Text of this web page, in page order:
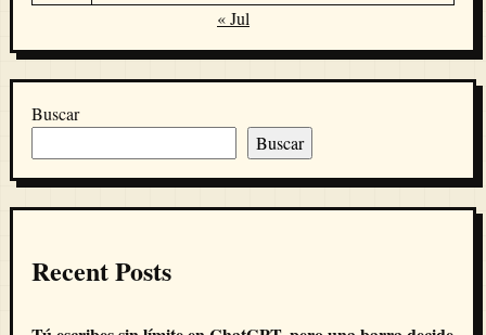
« Jul
Buscar
Buscar
Recent Posts